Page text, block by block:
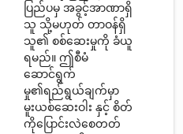
ပြည်ပမှ အခွင့်အာဏာရှိ
သူ သို့မဟုတ် တာဝန်ရှိ
သူ၏ စစ်ဆေးမှုကို ခံယူ
ရမည်။ ဤစီမံ
ဆောင်ရွက်
မှု၏ရည်ရွယ်ချက်မှာ
မူးယစ်ဆေးဝါး နှင့် စိတ်
ကိုပြောင်းလဲစေတတ်